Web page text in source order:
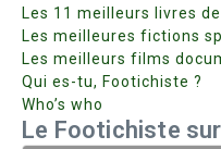
Les 11 meilleurs livres
Les meilleures fictions
Les meilleurs films
Qui es-tu, Footichiste ?
Who’s who
Le Footichiste sur